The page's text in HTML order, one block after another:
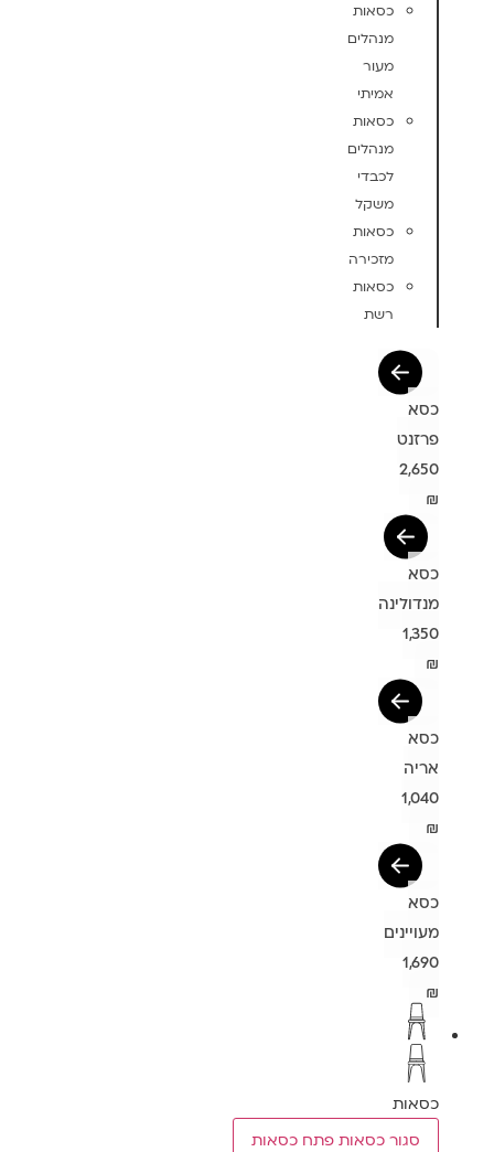
כסאות
מנהלים
מעור
אמיתי
כסאות
מנהלים
לכבדי
משקל
כסאות
מזכירה
כסאות
רשת
כסא
פרזנט
2,650
₪
כסא
מנדולינה
1,350
₪
כסא
אריה
1,040
₪
כסא
מעויינים
1,690
₪
כסאות
סגור כסאות פתח כסאות